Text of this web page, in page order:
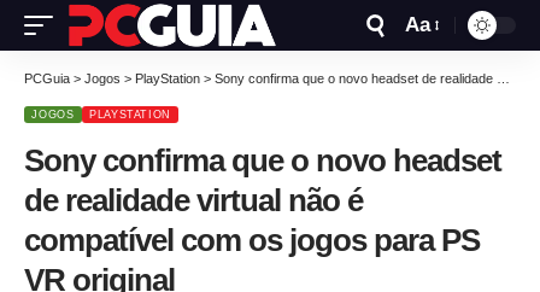
Aa
PCGuia > Jogos > PlayStation > Sony confirma que o novo headset de realidade virtual não é compatível com os jogos para PS VR original
JOGOS PLAYSTATION
Sony confirma que o novo headset
de realidade virtual não é
compatível com os jogos para PS
VR original